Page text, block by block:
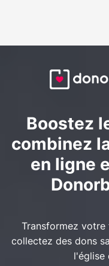
Boostez
combinez
en ligne
Transformez
collectez des dons
l'église